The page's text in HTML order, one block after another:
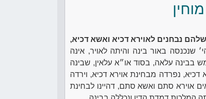
נבחנים לאוירא דכיא ואשא דכיא,
שנכנסה באור בינה והיתה לאויר, אינה
בבינה עלאה, בסוד או״א עלאין, שבינה
נפרדה מבחינת אוירא דכיא, וירדה
אוירא סתם ואשא סתם, דהיינו לבחינת